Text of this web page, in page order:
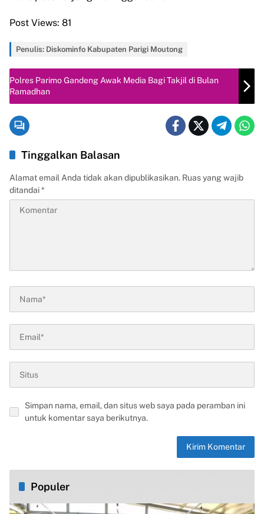
Post Views: 81
Penulis: Diskominfo Kabupaten Parigi Moutong
Polres Parimo Gandeng Awak Media Bagi Takjil di Bulan
Ramadhan
Tinggalkan Balasan
Alamat email Anda tidak akan dipublikasikan. Ruas yang wajib
ditandai*
Simpan nama, email, dan situs web saya pada peramban ini
untuk komentar saya berikutnya.
Populer